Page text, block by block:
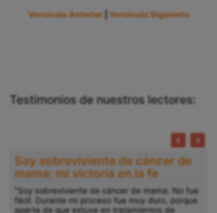
Versículo Anterior Versículo Siguiente
Testimonios de nuestros lectores:
Soy sobreviviente de cáncer de
mama: mi victoria en la fe
"Soy sobreviviente de cáncer de mama. No fue
fácil. Durante mi proceso fue muy duro, porque
aparte de que estuve en tratamientos de